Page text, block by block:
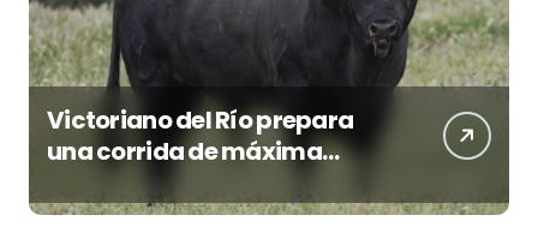
Victoriano del Río prepara
una corrida de máxima
seriedad para Ciudad Real
(En Vídeo)